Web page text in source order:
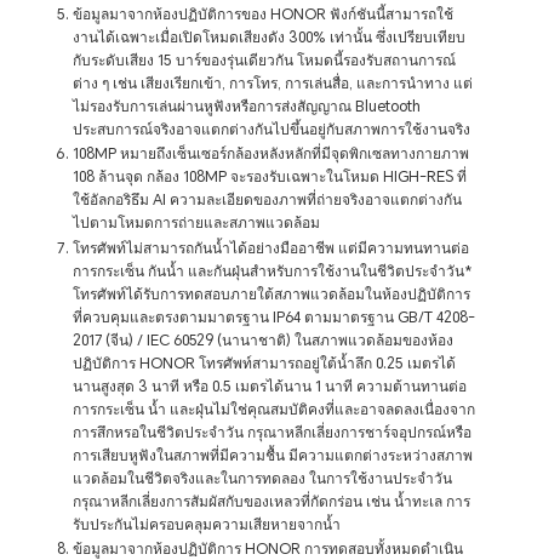
ข้อมูลมาจากห้องปฏิบัติการของ HONOR ฟังก์ชันนี้สามารถใช้
งานได้เฉพาะเมื่อเปิดโหมดเสียงดัง 300% เท่านั้น ซึ่งเปรียบเทียบ
กับระดับเสียง 15 บาร์ของรุ่นเดียวกัน โหมดนี้รองรับสถานการณ์
ต่าง ๆ เช่น เสียงเรียกเข้า, การโทร, การเล่นสื่อ, และการนำทาง แต่
ไม่รองรับการเล่นผ่านหูฟังหรือการส่งสัญญาณ Bluetooth
ประสบการณ์จริงอาจแตกต่างกันไปขึ้นอยู่กับสภาพการใช้งานจริง
108MP หมายถึงเซ็นเซอร์กล้องหลังหลักที่มีจุดพิกเซลทางกายภาพ
108 ล้านจุด กล้อง 108MP จะรองรับเฉพาะในโหมด HIGH-RES ที่
ใช้อัลกอริธึม AI ความละเอียดของภาพที่ถ่ายจริงอาจแตกต่างกัน
ไปตามโหมดการถ่ายและสภาพแวดล้อม
โทรศัพท์ไม่สามารถกันน้ำได้อย่างมืออาชีพ แต่มีความทนทานต่อ
การกระเซ็น กันน้ำ และกันฝุ่นสำหรับการใช้งานในชีวิตประจำวัน*
โทรศัพท์ได้รับการทดสอบภายใต้สภาพแวดล้อมในห้องปฏิบัติการ
ที่ควบคุมและตรงตามมาตรฐาน IP64 ตามมาตรฐาน GB/T 4208-
2017 (จีน) / IEC 60529 (นานาชาติ) ในสภาพแวดล้อมของห้อง
ปฏิบัติการ HONOR โทรศัพท์สามารถอยู่ใต้น้ำลึก 0.25 เมตรได้
นานสูงสุด 3 นาที หรือ 0.5 เมตรได้นาน 1 นาที ความต้านทานต่อ
การกระเซ็น น้ำ และฝุ่นไม่ใช่คุณสมบัติคงที่และอาจลดลงเนื่องจาก
การสึกหรอในชีวิตประจำวัน กรุณาหลีกเลี่ยงการชาร์จอุปกรณ์หรือ
การเสียบหูฟังในสภาพที่มีความชื้น มีความแตกต่างระหว่างสภาพ
แวดล้อมในชีวิตจริงและในการทดลอง ในการใช้งานประจำวัน
กรุณาหลีกเลี่ยงการสัมผัสกับของเหลวที่กัดกร่อน เช่น น้ำทะเล การ
รับประกันไม่ครอบคลุมความเสียหายจากน้ำ
ข้อมูลมาจากห้องปฏิบัติการ HONOR การทดสอบทั้งหมดดำเนิน